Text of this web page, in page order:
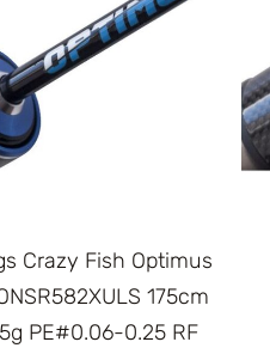
Crazy Fish Optimus
175cm
PE#0.06-0.25 RF